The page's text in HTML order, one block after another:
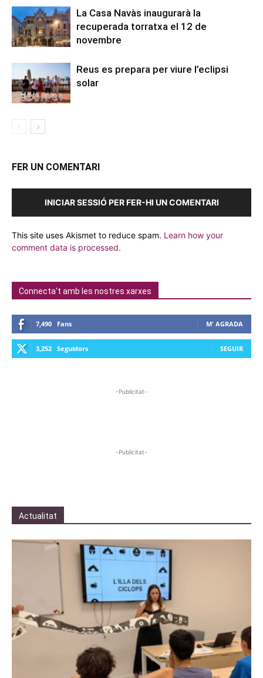
La Casa Navàs inaugurarà la
recuperada torratxa el 12 de
novembre
Reus es prepara per viure l’eclipsi
solar
FER UN COMENTARI
INICIAR SESSIÓ PER FER-HI UN COMENTARI
This site uses Akismet to reduce spam. Learn how your
comment data is processed.
Connecta't amb les nostres xarxes
7,490 Fans M' AGRADA
3,252 Seguidors SEGUIR
-Publicitat-
-Publicitat-
Actualitat